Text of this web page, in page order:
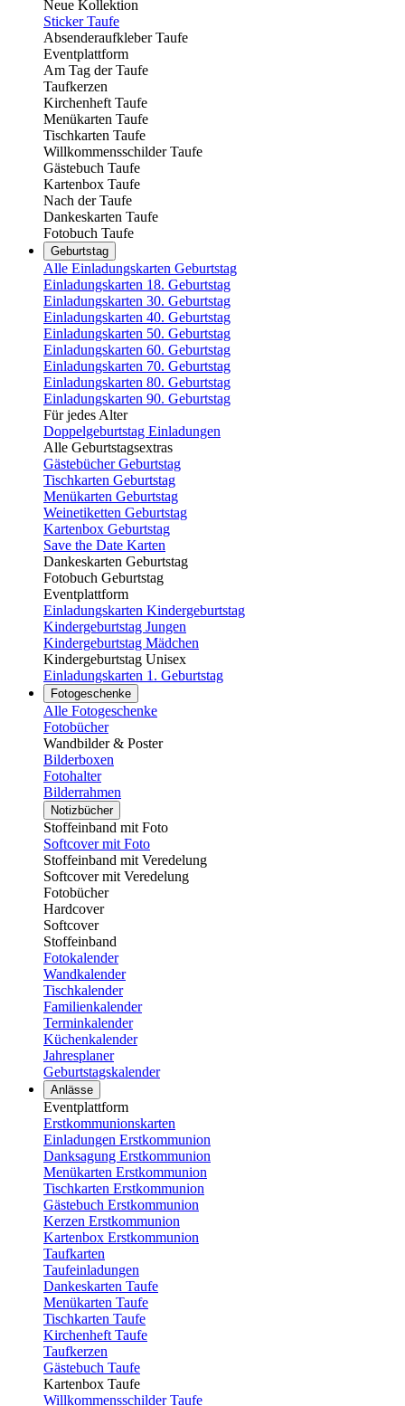
Neue Kollektion
Sticker Taufe
Absenderaufkleber Taufe
Eventplattform
Am Tag der Taufe
Taufkerzen
Kirchenheft Taufe
Menükarten Taufe
Tischkarten Taufe
Willkommensschilder Taufe
Gästebuch Taufe
Kartenbox Taufe
Nach der Taufe
Dankeskarten Taufe
Fotobuch Taufe
Geburtstag
Alle Einladungskarten Geburtstag
Einladungskarten 18. Geburtstag
Einladungskarten 30. Geburtstag
Einladungskarten 40. Geburtstag
Einladungskarten 50. Geburtstag
Einladungskarten 60. Geburtstag
Einladungskarten 70. Geburtstag
Einladungskarten 80. Geburtstag
Einladungskarten 90. Geburtstag
Für jedes Alter
Doppelgeburtstag Einladungen
Alle Geburtstagsextras
Gästebücher Geburtstag
Tischkarten Geburtstag
Menükarten Geburtstag
Weinetiketten Geburtstag
Kartenbox Geburtstag
Save the Date Karten
Dankeskarten Geburtstag
Fotobuch Geburtstag
Eventplattform
Einladungskarten Kindergeburtstag
Kindergeburtstag Jungen
Kindergeburtstag Mädchen
Kindergeburtstag Unisex
Einladungskarten 1. Geburtstag
Fotogeschenke
Alle Fotogeschenke
Fotobücher
Wandbilder & Poster
Bilderboxen
Fotohalter
Bilderrahmen
Notizbücher
Stoffeinband mit Foto
Softcover mit Foto
Stoffeinband mit Veredelung
Softcover mit Veredelung
Fotobücher
Hardcover
Softcover
Stoffeinband
Fotokalender
Wandkalender
Tischkalender
Familienkalender
Terminkalender
Küchenkalender
Jahresplaner
Geburtstagskalender
Anlässe
Eventplattform
Erstkommunionskarten
Einladungen Erstkommunion
Danksagung Erstkommunion
Menükarten Erstkommunion
Tischkarten Erstkommunion
Gästebuch Erstkommunion
Kerzen Erstkommunion
Kartenbox Erstkommunion
Taufkarten
Taufeinladungen
Dankeskarten Taufe
Menükarten Taufe
Tischkarten Taufe
Kirchenheft Taufe
Taufkerzen
Gästebuch Taufe
Kartenbox Taufe
Willkommensschilder Taufe